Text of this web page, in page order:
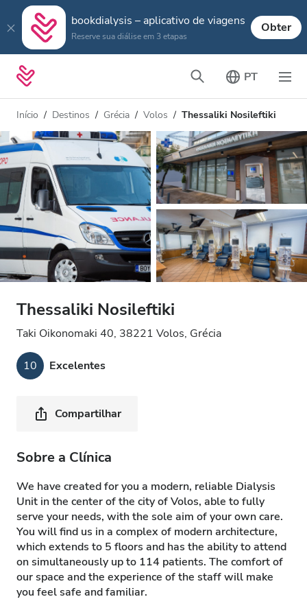
bookdialysis – aplicativo de viagens
Reserve sua diálise em 3 etapas
Obter
PT
Início Destinos Grécia Volos Thessaliki Nosileftiki
Thessaliki Nosileftiki
Taki Oikonomaki 40, 38221 Volos, Grécia
10 Excelentes
Compartilhar
Sobre a Clínica
We have created for you a modern, reliable Dialysis
Unit in the center of the city of Volos, able to fully
serve your needs, with the sole aim of your own care.
You will find us in a complex of modern architecture,
which extends to 5 floors and has the ability to attend
on simultaneously up to 114 patients. The comfort of
our space and the experience of the staff will make
you feel safe and familiar.